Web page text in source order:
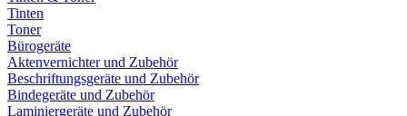
Tinten
Toner
Bürogeräte
Aktenvernichter und Zubehör
Beschriftungsgeräte und Zubehör
Bindegeräte und Zubehör
Laminiergeräte und Zubehör